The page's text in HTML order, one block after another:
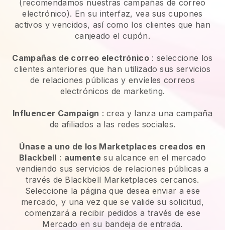
(recomendamos nuestras campañas de correo
electrónico). En su interfaz, vea sus cupones
activos y vencidos, así como los clientes que han
canjeado el cupón.
Campañas de correo electrónico : seleccione los
clientes anteriores que han utilizado sus servicios
de relaciones públicas y envíeles correos
electrónicos de marketing.
Influencer Campaign : crea y lanza una campaña
de afiliados a las redes sociales.
Únase a uno de los Marketplaces creados en
Blackbell : aumente su alcance en el mercado
vendiendo sus servicios de relaciones públicas a
través de Blackbell Marketplaces cercanos.
Seleccione la página que desea enviar a ese
mercado, y una vez que se valide su solicitud,
comenzará a recibir pedidos a través de ese
Mercado en su bandeja de entrada.